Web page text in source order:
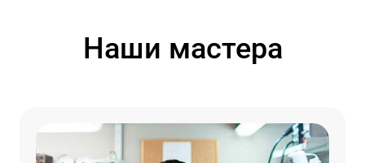
Наши мастера